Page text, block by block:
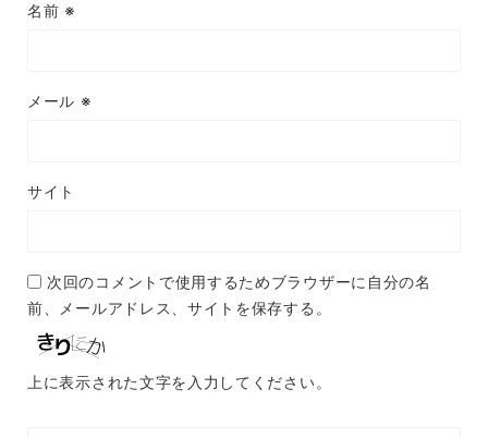
名前 ※
メール ※
サイト
次回のコメントで使用するためブラウザーに自分の名
前、メールアドレス、サイトを保存する。
上に表示された文字を入力してください。